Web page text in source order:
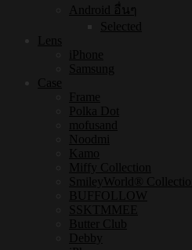
Android อื่นๆ
Selected
Lens
iPhone
Samsung
Case
Frame
Polka Dot
mofusand
Noodmi
Kamo
Miffy Collection
SmileyWorld® Collection
BUFFOLLOW
SSKTMMEE
Butter Club
Debby